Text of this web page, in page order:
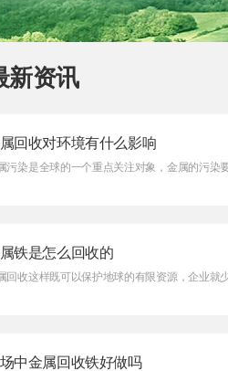
新资讯
回收对环境有什么影响
污染是全球的一个重点关注对象，金属的污染
铁是怎么回收的
回收这样既可以保护地球的有限资源，企业就
中金属回收铁好做吗